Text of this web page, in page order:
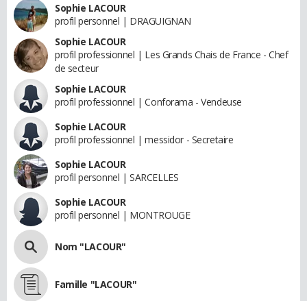
Sophie LACOUR
profil personnel | DRAGUIGNAN
Sophie LACOUR
profil professionnel | Les Grands Chais de France - Chef
de secteur
Sophie LACOUR
profil professionnel | Conforama - Vendeuse
Sophie LACOUR
profil professionnel | messidor - Secretaire
Sophie LACOUR
profil personnel | SARCELLES
Sophie LACOUR
profil personnel | MONTROUGE
Nom "LACOUR"
Famille "LACOUR"